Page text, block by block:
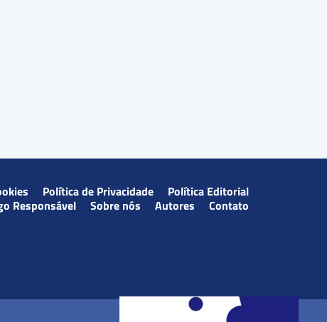
Política de Privacidade
Política Editorial
Responsável
Sobre nós Autores Contato